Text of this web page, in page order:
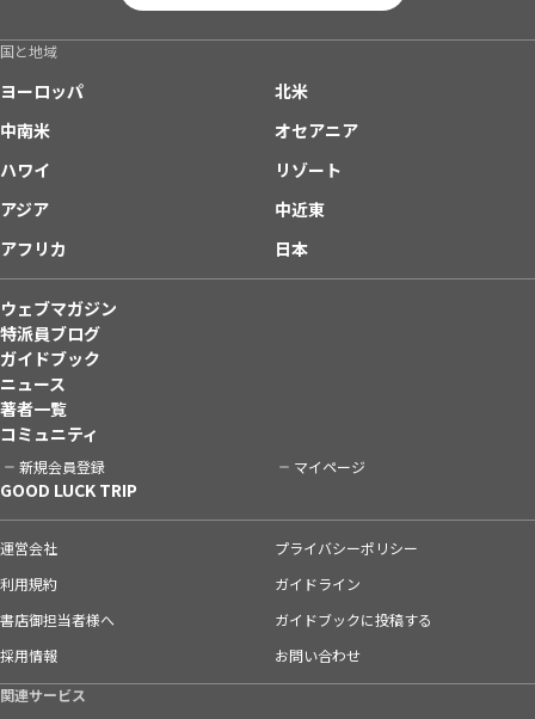
国と地域
ヨーロッパ
北米
中南米
オセアニア
ハワイ
リゾート
アジア
中近東
アフリカ
日本
ウェブマガジン
特派員ブログ
ガイドブック
ニュース
著者一覧
コミュニティ
新規会員登録 マイページ
GOOD LUCK TRIP
運営会社
プライバシーポリシー
利用規約
ガイドライン
書店御担当者様へ
ガイドブックに投稿する
採用情報
お問い合わせ
関連サービス